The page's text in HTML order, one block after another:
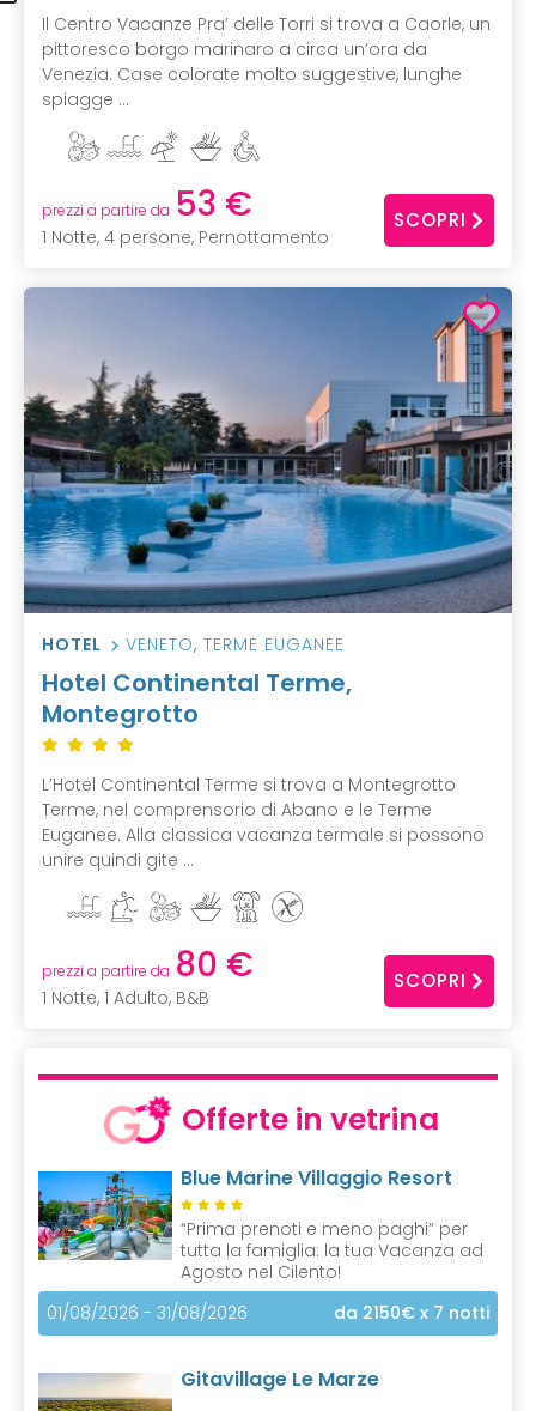
Il Centro Vacanze Pra’ delle Torri si trova a Caorle, un
pittoresco borgo marinaro a circa un’ora da
Venezia. Case colorate molto suggestive, lunghe
spiagge ...
prezzi a partire da 53 €
1 Notte, 4 persone, Pernottamento
SCOPRI
HOTEL VENETO, TERME EUGANEE
Hotel Continental Terme,
Montegrotto
L’Hotel Continental Terme si trova a Montegrotto
Terme, nel comprensorio di Abano e le Terme
Euganee. Alla classica vacanza termale si possono
unire quindi gite ...
prezzi a partire da 80 €
1 Notte, 1 Adulto, B&B
SCOPRI
Offerte in vetrina
Blue Marine Villaggio Resort
“Prima prenoti e meno paghi” per
tutta la famiglia: la tua Vacanza ad
Agosto nel Cilento!
01/08/2026 - 31/08/2026
da 2150€ x 7 notti
Gitavillage Le Marze